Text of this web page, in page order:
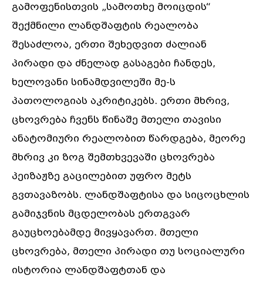
გამოფენისთვის „სამოთხე მოიცდის“
შექმნილი ლანდშაფტის რეალობა
შესაძლოა, ერთი შეხედვით ძალიან
პირადი და ძნელად გასაგები ჩანდეს,
ხელოვანი სინამდვილეში მე-ს
პათოლოგიას აკრიტიკებს. ერთი მხრივ,
ცხოვრება ჩვენს წინაშე მთელი თავისი
ანატომიური რეალობით წარდგება, მეორე
მხრივ კი ზოგ შემთხვევაში ცხოვრება
პეიზაჟზე გაცილებით უფრო მეტს
გვთავაზობს. ლანდშაფტისა და სიცოცხლის
გამიჯვნის მცდელობას ერთგვარ
გაუცხოებამდე მივყავართ. მთელი
ცხოვრება, მთელი პირადი თუ სოციალური
ისტორია ლანდშაფტთან და